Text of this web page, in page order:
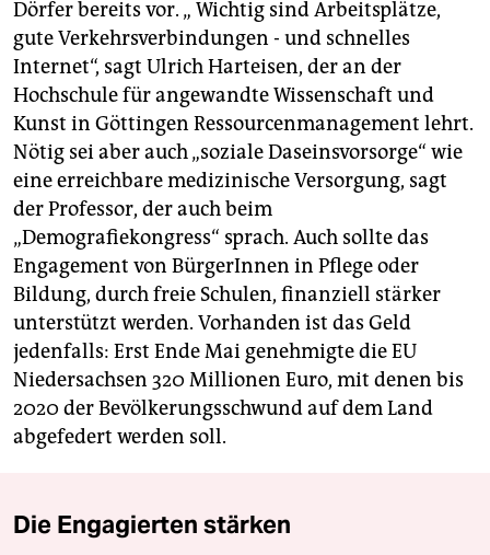
Dörfer bereits vor. „ Wichtig sind Arbeitsplätze,
gute Verkehrsverbindungen - und schnelles
Internet“, sagt Ulrich Harteisen, der an der
Hochschule für angewandte Wissenschaft und
Kunst in Göttingen Ressourcenmanagement lehrt.
Nötig sei aber auch „soziale Daseinsvorsorge“ wie
eine erreichbare medizinische Versorgung, sagt
der Professor, der auch beim
„Demografiekongress“ sprach. Auch sollte das
Engagement von BürgerInnen in Pflege oder
Bildung, durch freie Schulen, finanziell stärker
unterstützt werden. Vorhanden ist das Geld
jedenfalls: Erst Ende Mai genehmigte die EU
Niedersachsen 320 Millionen Euro, mit denen bis
2020 der Bevölkerungsschwund auf dem Land
abgefedert werden soll.
Die Engagierten stärken